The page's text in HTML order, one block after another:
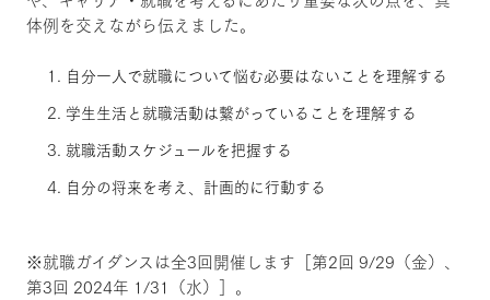
体例を交えながら伝えました。
自分一人で就職について悩む必要はないことを理解する
学生生活と就職活動は繋がっていることを理解する
就職活動スケジュールを把握する
自分の将来を考え、計画的に行動する
※就職ガイダンスは全3回開催します［第2回 9/29（金）、
第3回 2024年 1/31（水）］。